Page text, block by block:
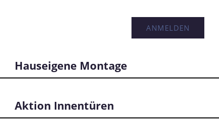
Hauseigene Montage
Aktion Innentüren